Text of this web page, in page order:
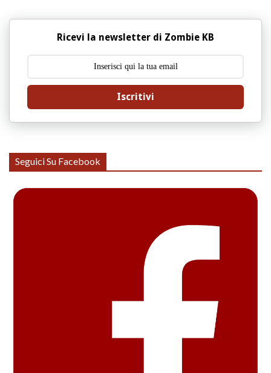
Ricevi la newsletter di Zombie KB
Iscritivi
Seguici Su Facebook